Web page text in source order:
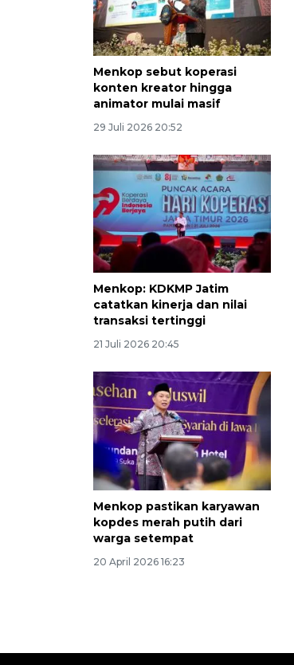
Menkop sebut koperasi
konten kreator hingga
animator mulai masif
29 Juli 2026 20:52
Menkop: KDKMP Jatim
catatkan kinerja dan nilai
transaksi tertinggi
21 Juli 2026 20:45
Menkop pastikan karyawan
kopdes merah putih dari
warga setempat
20 April 2026 16:23